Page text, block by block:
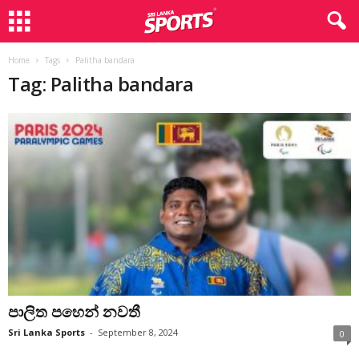
Home Tags Palitha bandara
Tag: Palitha bandara
පාලිත පහෙන් නවතී
Sri Lanka Sports - September 8, 2024 0